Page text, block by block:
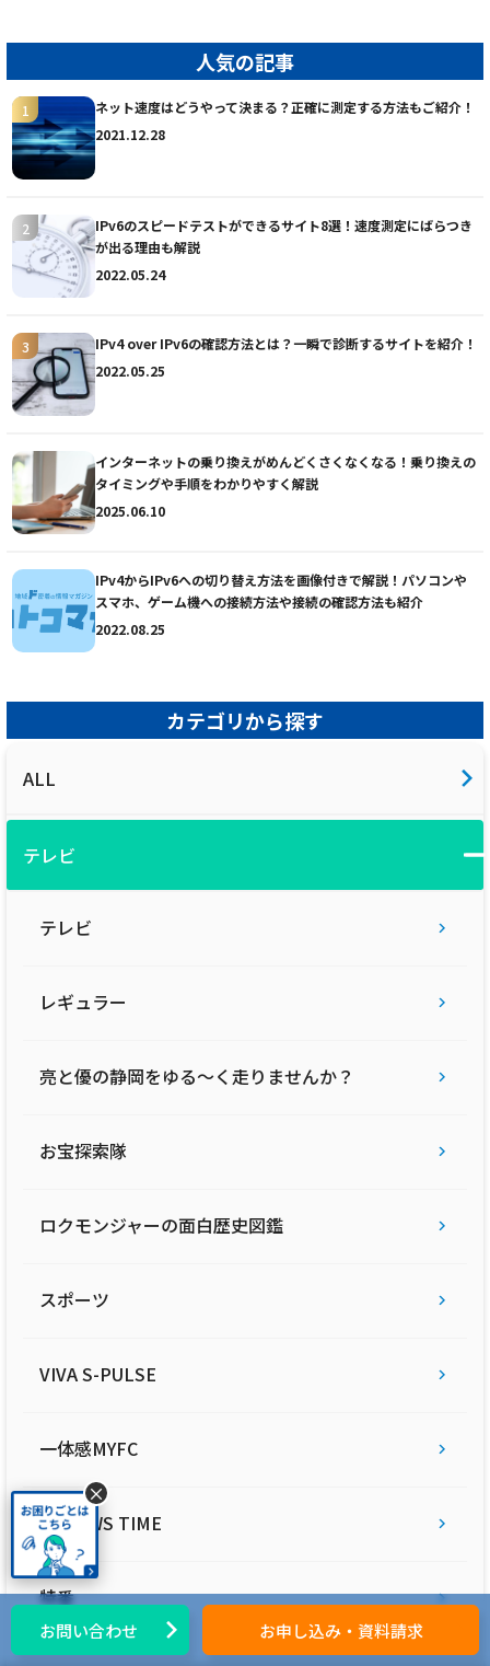
人気の記事
ネット速度はどうやって決まる？正確に測定する方法もご紹介！
2021.12.28
IPv6のスピードテストができるサイト8選！速度測定にばらつき
が出る理由も解説
2022.05.24
IPv4 over IPv6の確認方法とは？一瞬で診断するサイトを紹介！
2022.05.25
インターネットの乗り換えがめんどくさくなくなる！乗り換えの
タイミングや手順をわかりやすく解説
2025.06.10
IPv4からIPv6への切り替え方法を画像付きで解説！パソコンや
スマホ、ゲーム機への接続方法や接続の確認方法も紹介
2022.08.25
カテゴリから探す
ALL
テレビ
テレビ
レギュラー
亮と優の静岡をゆる〜く走りませんか？
お宝探索隊
ロクモンジャーの面白歴史図鑑
スポーツ
VIVA S-PULSE
一体感MYFC
ARROWS TIME
特番
部長の六反勇治選手が登場！2025シーズン初
の対談コーナー♪【第141話 2025/3/4放送
回】
2025年5月28日
藤枝MYFC応援コーナー一体感MYFC：2024シ
【第136話 2024/12/17放送回】
テレビ
た選手は？？【第135話 2024/12/3放送回】
記事を読む
テレビ
人選手（#2） ○×クイズが過去最速で終わっ
たようです。一体どんな展開になっているの
藤枝MYFC応援コーナー一体感MYFC：世瀬啓
人選手（#2） ヒコ師匠と共通の趣味が発
覚！！2人の距離は近づくのか？【第131話
2024/10/15放送回】
記事を読む
お問い合わせ お申し込み・資料請求
×